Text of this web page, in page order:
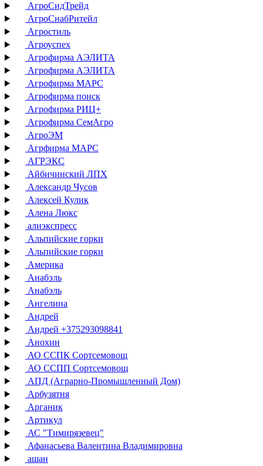
АгроСидТрейд
АгроСнабРитейл
Агростиль
Агроуспех
Агрофирма АЭЛИТА
Агрофирма АЭЛИТА
Агрофирма МАРС
Агрофирма поиск
Агрофирма РИЦ+
Агрофирма СемАгро
АгроЭМ
Агрфирма МАРС
АГРЭКС
Айбичинский ЛПХ
Александр Чусов
Алексей Кулик
Алена Люкс
алиэкспресс
Альпийские горки
Альпийские горки
Америка
Анабэль
Анабэль
Ангелина
Андрей
Андрей +375293098841
Анохин
АО ССПК Сортсемовощ
АО ССПП Сортсемовощ
АПД (Аграрно-Промышленный Дом)
Арбузятня
Арганик
Артикул
АС "Тимирязевец"
Афанасьева Валентина Владимировна
ашан